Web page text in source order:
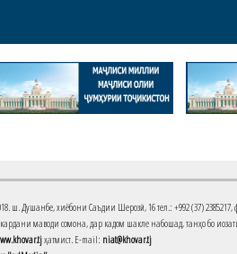
ш. Душанбе, хиёбони Саъдии Шерозӣ, 16 тел.: +992 (37) 2385217,
маводи сомона, дар кадом шакле набошад, танҳо бо
ҳатмист. E-mail: niat@khovar.tj